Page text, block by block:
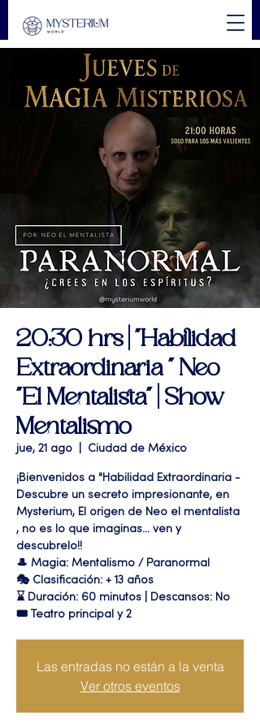
20:30 hrs | "Habilidad
Extraordinaria " Neo
"El Mentalista" | Show
Mentalismo
jue, 21 ago Ciudad de México
¡Bienvenidos a "Habilidad Extraordinaria -
Descubre un secreto impresionante, en
Mysterium, El origen de Neo el mentalista
, no es lo que imaginas... ven y
descubrelo!!
🎩 Magia: Mentalismo / Paranormal
🎭 Clasificación: + 13 años
⌛ Duración: 60 minutos | Descansos: No
🎟 Teatro principal y 2
Las entradas no están a la venta
Ver otros eventos